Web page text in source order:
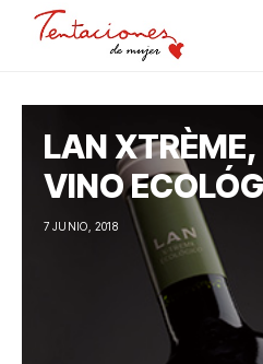
LAN XTRÈME,
VINO
7 JUNIO, 2018